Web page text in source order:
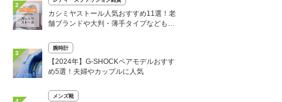
2
カシミヤストール人気おすすめ11選！老
舗ブランドや大判・薄手タイプなども紹
3
腕時計
【2024年】G-SHOCKペアモデルおすす
め5選！夫婦やカップルに人気
メンズ靴